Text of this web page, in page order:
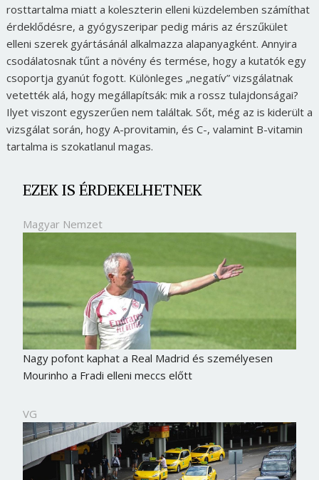
rosttartalma miatt a koleszterin elleni küzdelemben számíthat
érdeklődésre, a gyógyszeripar pedig máris az érszűkület
elleni szerek gyártásánál alkalmazza alapanyagként. Annyira
csodálatosnak tűnt a növény és termése, hogy a kutatók egy
csoportja gyanút fogott. Különleges „negatív” vizsgálatnak
vetették alá, hogy megállapítsák: mik a rossz tulajdonságai?
Ilyet viszont egyszerűen nem találtak. Sőt, még az is kiderült a
vizsgálat során, hogy A-provitamin, és C-, valamint B-vitamin
tartalma is szokatlanul magas.
EZEK IS ÉRDEKELHETNEK
Magyar Nemzet
Nagy pofont kaphat a Real Madrid és személyesen
Mourinho a Fradi elleni meccs előtt
VG